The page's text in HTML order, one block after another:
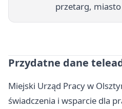
przetarg,
Przydatne dane
Miejski Urząd Pracy w
świadczenia i wsparcie dla